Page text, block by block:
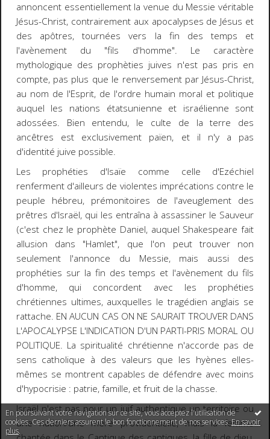
En poursuivant votre navigation sur ce site, vous acceptez l'utilisation de
cookies. Ces derniers assurent le bon fonctionnement de nos services.En savoir
plus.
annoncent essentiellement la venue du Messie véritable
Jésus-Christ, contrairement aux apocalypses de Jésus et
des apôtres, tournées vers la fin des temps et
l'avènement du "fils d'homme". Le caractère
mythologique des prophèties juives n'est pas pris en
compte, pas plus que le renversement par Jésus-Christ,
au nom de l'Esprit, de l'ordre humain moral et politique
auquel les nations étatsunienne et israélienne sont
adossées. Bien entendu, le culte de la terre des
ancêtres est exclusivement païen, et il n'y a pas
d'identité juive possible.
Les prophéties d'Isaïe comme celle d'Ezéchiel
renferment d'ailleurs de violentes imprécations contre le
peuple hébreu, prémonitoires de l'aveuglement des
prêtres d'Israël, qui les entraîna à assassiner le Sauveur
(c'est chez le prophète Daniel, auquel Shakespeare fait
allusion dans "Hamlet", que l'on peut trouver non
seulement l'annonce du Messie, mais aussi des
prophéties sur la fin des temps et l'avènement du fils
d'homme, qui concordent avec les prophéties
chrétiennes ultimes, auxquelles le tragédien anglais se
rattache. EN AUCUN CAS ON NE SAURAIT TROUVER DANS
L'APOCALYPSE L'INDICATION D'UN PARTI-PRIS MORAL OU
POLITIQUE. La spiritualité chrétienne n'accorde pas de
sens catholique à des valeurs que les hyènes elles-
mêmes se montrent capables de défendre avec moins
d'hypocrisie : patrie, famille, et fruit de la chasse.
Israël n'est pas pour un juif authentique un territoire ou
une nation/une mère providentielle, mais la femme